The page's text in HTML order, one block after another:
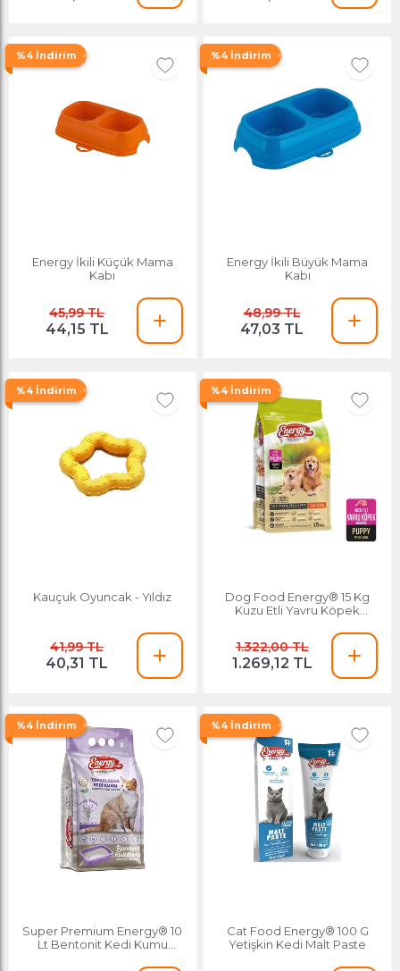
%4 İndirim
Energy İkili Küçük Mama
Kabı
45,99 TL
44,15 TL
%4 İndirim
Energy İkili Büyük Mama
Kabı
48,99 TL
47,03 TL
%4 İndirim
Kauçuk Oyuncak - Yıldız
41,99 TL
40,31 TL
%4 İndirim
Dog Food Energy® 15 Kg
Kuzu Etli Yavru Köpek
1.322,00 TL
1.269,12 TL
%4 İndirim
Super Premium Energy® 10
Lt Bentonit Kedi Kumu
%4 İndirim
Cat Food Energy® 100 G
Yetişkin Kedi Malt Paste